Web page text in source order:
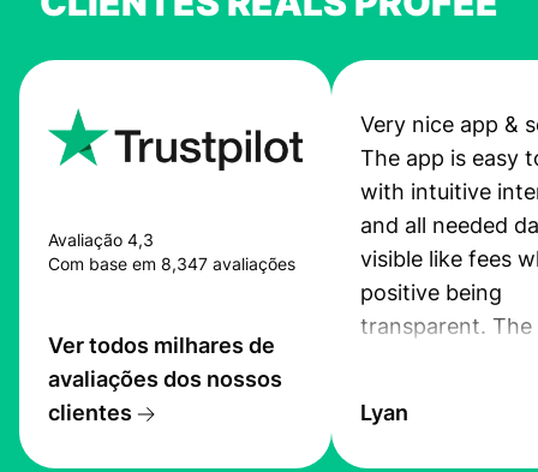
Avaliação 4,3
Com base em 8,347 avaliações
Ver todos milhares de
avaliações dos nossos
clientes
Very nice app &
The app is easy
with intuitive
and all needed
visible like fees
positive being
transparent. The
the exchange
Lyan